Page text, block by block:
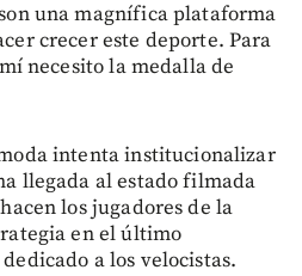
una magnífica plataforma
crecer este deporte. Para
necesito la medalla de
intenta institucionalizar
llegada al estado filmada
los jugadores de la
en el último
a los velocistas.